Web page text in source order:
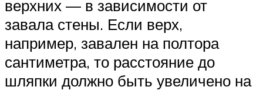
верхних — в зависимости от
завала стены. Если верх,
например, завален на полтора
сантиметра, то расстояние до
шляпки должно быть увеличено на